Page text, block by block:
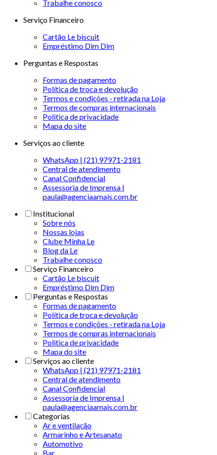
Trabalhe conosco
Serviço Financeiro
Cartão Le biscuit
Empréstimo Dim Dim
Perguntas e Respostas
Formas de pagamento
Política de troca e devolução
Termos e condições - retirada na Loja
Termos de compras internacionais
Politica de privacidade
Mapa do site
Serviços ao cliente
WhatsApp | (21) 97971-2181
Central de atendimento
Canal Confidencial
Assessoria de Imprensa |
paula@agenciaamais.com.br
Institucional
Sobre nós
Nossas lojas
Clube Minha Le
Blog da Le
Trabalhe conosco
Serviço Financeiro
Cartão Le biscuit
Empréstimo Dim Dim
Perguntas e Respostas
Formas de pagamento
Política de troca e devolução
Termos e condições - retirada na Loja
Termos de compras internacionais
Politica de privacidade
Mapa do site
Serviços ao cliente
WhatsApp | (21) 97971-2181
Central de atendimento
Canal Confidencial
Assessoria de Imprensa |
paula@agenciaamais.com.br
Categorias
Ar e ventilação
Armarinho e Artesanato
Automotivo
Bar